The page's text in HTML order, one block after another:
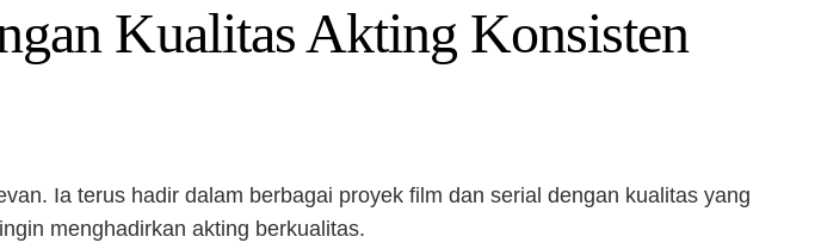
Kualitas Akting Konsisten
Ia terus hadir dalam berbagai proyek film dan serial dengan kualitas yang
menghadirkan akting berkualitas.